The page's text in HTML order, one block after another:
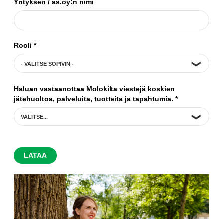
Yrityksen / as.oy:n nimi
Rooli *
Haluan vastaanottaa Molokilta viestejä koskien
jätehuoltoa, palveluita, tuotteita ja tapahtumia. *